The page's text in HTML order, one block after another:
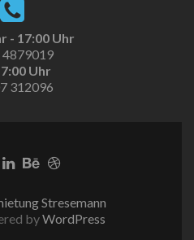
- 17:00 Uhr
4879019
Uhr
312096
Stresemann
byWordPress